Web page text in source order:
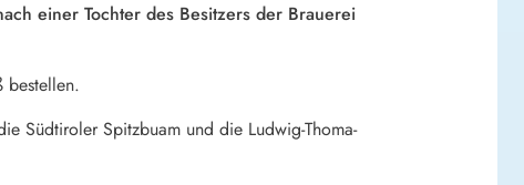
einer Tochter des Besitzers der Brauerei
bestellen.
Südtiroler Spitzbuam und die Ludwig-Thoma-